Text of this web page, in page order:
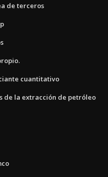
de terceros
cuantitativo
de la extracción de petróleo